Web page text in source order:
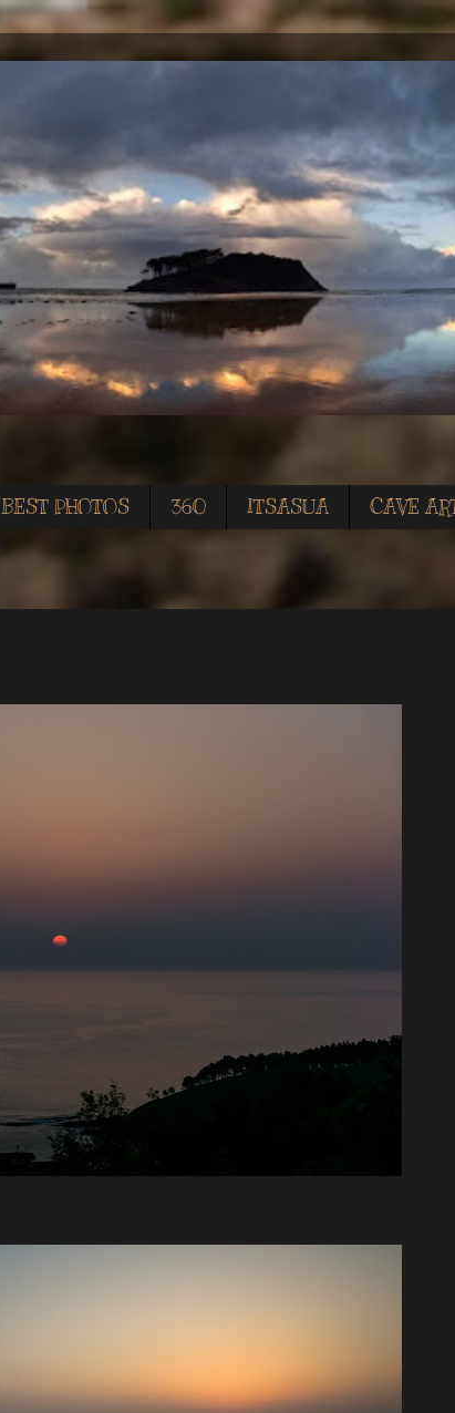
BEST PHOTOS 360 ITSASUA CAVE